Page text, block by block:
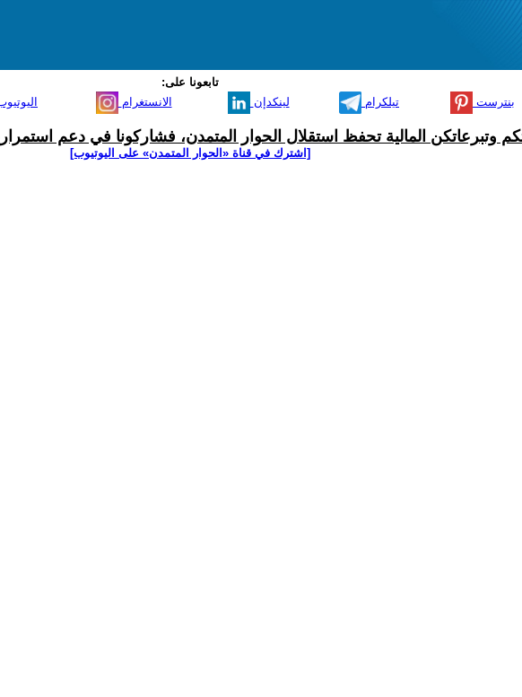
تابعونا على:
الانستغرام لينكدإن تيلكرام بنترست
وتبرعاتكن المالية تحفظ استقلال الحوار المتمدن، فشاركونا في دعم
[اشترك في قناة ‫«الحوار المتمدن» على اليوتيوب]